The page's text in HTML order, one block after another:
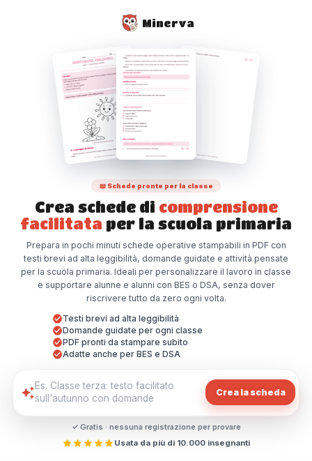
Minerva
📖 Schede pronte per la classe
Crea schede di comprensione
facilitata per la scuola primaria
Prepara in pochi minuti schede operative stampabili in PDF con
testi brevi ad alta leggibilità, domande guidate e attività pensate
per la scuola primaria. Ideali per personalizzare il lavoro in classe
e supportare alunne e alunni con BES o DSA, senza dover
riscrivere tutto da zero ogni volta.
Testi brevi ad alta leggibilità
Domande guidate per ogni classe
PDF pronti da stampare subito
Adatte anche per BES e DSA
Crea la scheda
✓ Gratis · nessuna registrazione per provare
Usata da più di 10.000 insegnanti